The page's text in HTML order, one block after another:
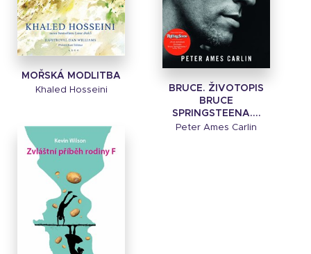
MOŘSKÁ MODLITBA
Khaled Hosseini
BRUCE. ŽIVOTOPIS
BRUCE
SPRINGSTEENA....
Peter Ames Carlin